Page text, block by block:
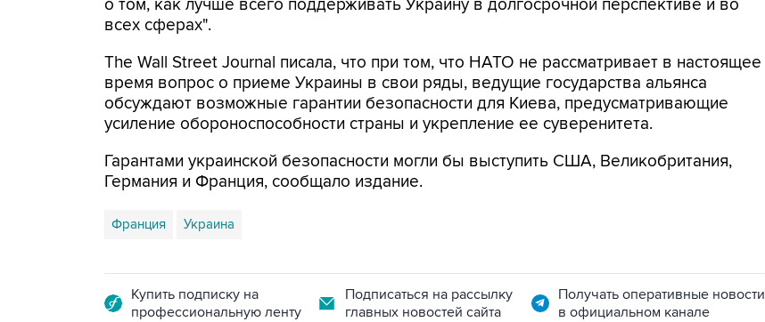
о том, как лучше всего поддерживать Украину в долгосрочной перспективе и во
всех сферах".
The Wall Street Journal писала, что при том, что НАТО не рассматривает в настоящее
время вопрос о приеме Украины в свои ряды, ведущие государства альянса
обсуждают возможные гарантии безопасности для Киева, предусматривающие
усиление обороноспособности страны и укрепление ее суверенитета.
Гарантами украинской безопасности могли бы выступить США, Великобритания,
Германия и Франция, сообщало издание.
Франция Украина
Купить подписку на
профессиональную ленту
Подписаться на рассылку
главных новостей сайта
Получать оперативные новости
в официальном канале